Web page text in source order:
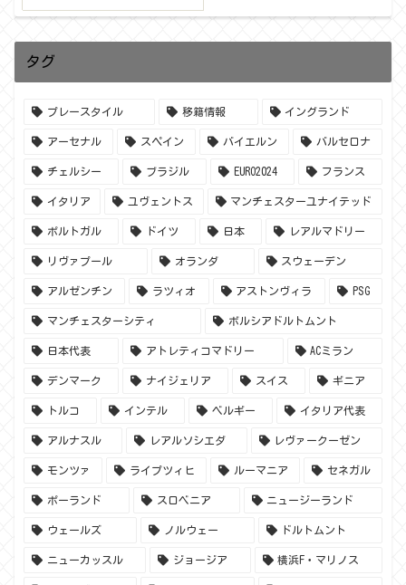
タグ
プレースタイル 移籍情報 イングランド
アーセナル スペイン バイエルン バルセロナ
チェルシー ブラジル EURO2024 フランス
イタリア ユヴェントス マンチェスターユナイテッド
ポルトガル ドイツ 日本 レアルマドリー
リヴァプール オランダ スウェーデン
アルゼンチン ラツィオ アストンヴィラ PSG
マンチェスターシティ ボルシアドルトムント
日本代表 アトレティコマドリー ACミラン
デンマーク ナイジェリア スイス ギニア
トルコ インテル ベルギー イタリア代表
アルナスル レアルソシエダ レヴァークーゼン
モンツァ ライプツィヒ ルーマニア セネガル
ポーランド スロベニア ニュージーランド
ウェールズ ノルウェー ドルトムント
ニューカッスル ジョージア 横浜F・マリノス